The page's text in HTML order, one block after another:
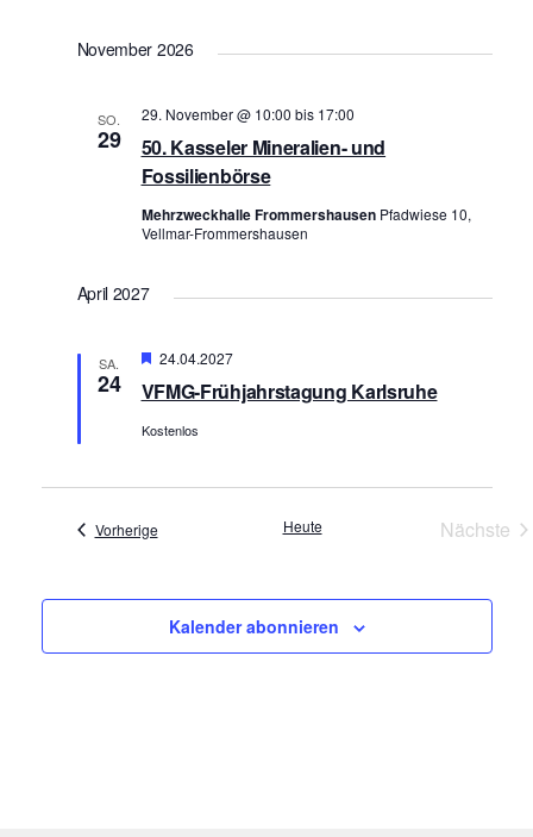
a
November 2026
SO.
29
50. Kasseler Mineralien- und
Fossilienbörse
29. November @ 10:00 bis 17:00
Mehrzweckhalle Frommershausen Pfadwiese 10,
Vellmar-Frommershausen
April 2027
SA.
24 VFMG-Frühjahrstagung Karlsruhe
Hervorgehoben
24.04.2027
Kostenlos
VorherigeVeranstaltungen Heute
Nächste
Kalender abonnieren